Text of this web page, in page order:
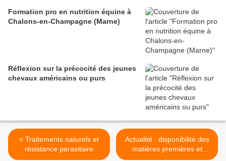
Formation pro en nutrition équine à
Chalons-en-Champagne (Marne)
Réflexion sur la précocité des jeunes
chevaux américains ou purs
< Traitements naturels et
résistance parasitaire
Actualité : disponibilité des
matières premières et
impacts sur les aliments